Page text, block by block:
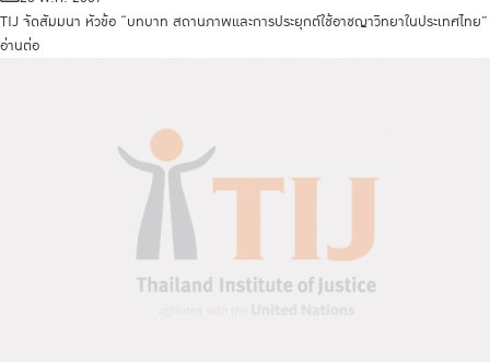
TIJ จัดสัมมนา หัวข้อ “บทบาท สถานภาพและการประยุกต์ใช้อาชญาวิทยาในประเทศไทย”
อ่านต่อ